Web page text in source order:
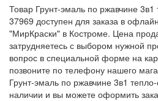
Товар Грунт-эмаль по ржавчине 3в1
37969 доступен для заказа в
"МирКраски" в Костроме. Цена
затрудняетесь с выбором нужной
вопрос в специальной форме на
позвоните по телефону нашего
Грунт-эмаль по ржавчине 3в1
наличии и вы можете оформить